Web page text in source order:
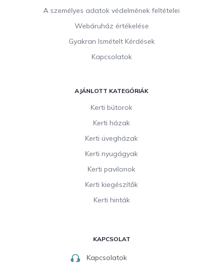
A személyes adatok védelmének feltételei
Webáruház értékelése
Gyakran Ismételt Kérdések
Kapcsolatok
AJÁNLOTT KATEGÓRIÁK
Kerti bútorok
Kerti házak
Kerti üvegházak
Kerti nyugágyak
Kerti pavilonok
Kerti kiegészítők
Kerti hinták
KAPCSOLAT
Kapcsolatok